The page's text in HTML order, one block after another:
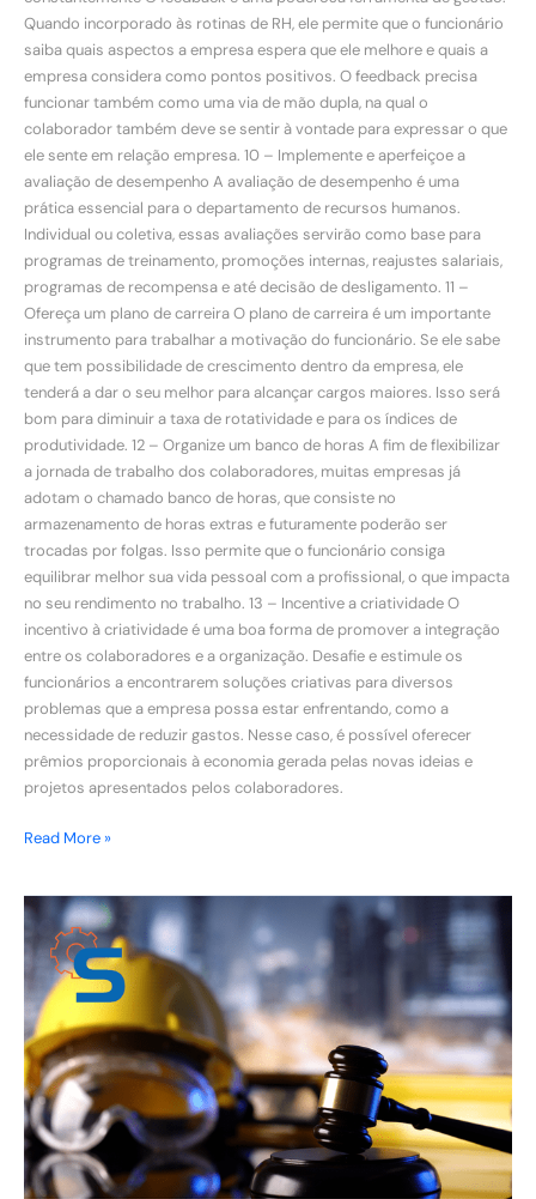
Quando incorporado às rotinas de RH, ele permite que o funcionário
saiba quais aspectos a empresa espera que ele melhore e quais a
empresa considera como pontos positivos. O feedback precisa
funcionar também como uma via de mão dupla, na qual o
colaborador também deve se sentir à vontade para expressar o que
ele sente em relação empresa. 10 – Implemente e aperfeiçoe a
avaliação de desempenho A avaliação de desempenho é uma
prática essencial para o departamento de recursos humanos.
Individual ou coletiva, essas avaliações servirão como base para
programas de treinamento, promoções internas, reajustes salariais,
programas de recompensa e até decisão de desligamento. 11 –
Ofereça um plano de carreira O plano de carreira é um importante
instrumento para trabalhar a motivação do funcionário. Se ele sabe
que tem possibilidade de crescimento dentro da empresa, ele
tenderá a dar o seu melhor para alcançar cargos maiores. Isso será
bom para diminuir a taxa de rotatividade e para os índices de
produtividade. 12 – Organize um banco de horas A fim de flexibilizar
a jornada de trabalho dos colaboradores, muitas empresas já
adotam o chamado banco de horas, que consiste no
armazenamento de horas extras e futuramente poderão ser
trocadas por folgas. Isso permite que o funcionário consiga
equilibrar melhor sua vida pessoal com a profissional, o que impacta
no seu rendimento no trabalho. 13 – Incentive a criatividade O
incentivo à criatividade é uma boa forma de promover a integração
entre os colaboradores e a organização. Desafie e estimule os
funcionários a encontrarem soluções criativas para diversos
problemas que a empresa possa estar enfrentando, como a
necessidade de reduzir gastos. Nesse caso, é possível oferecer
prêmios proporcionais à economia gerada pelas novas ideias e
projetos apresentados pelos colaboradores.
Read More »
Como
evitar
as
Questões
Trabalhistas?